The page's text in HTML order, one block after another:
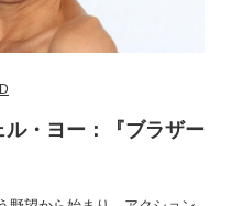
・ヨー：『ブラザー